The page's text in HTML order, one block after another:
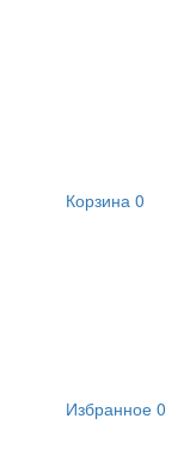
Корзина 0
Избранное 0